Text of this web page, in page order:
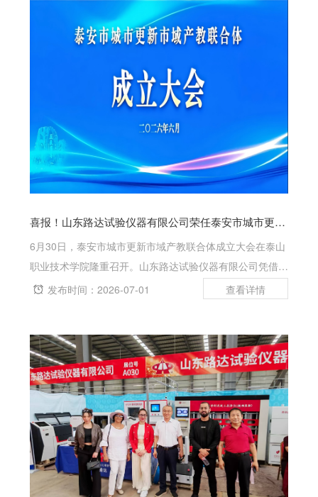
喜报！山东路达试验仪器有限公司荣任泰安市城市更新市域产教联合体理事单位
6月30日，泰安市城市更新市域产教联合体成立大会在泰山
职业技术学院隆重召开。山东路达试验仪器有限公司凭借在
试验仪器研发制造领域的深厚积淀与卓越实力，荣任联合体
发布时间：2026-07-01